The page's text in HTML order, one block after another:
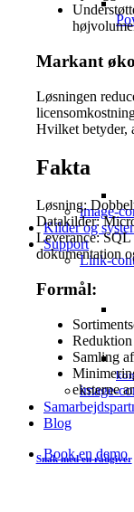
image-
Kilder og
Support
Link-
image-
Blog
Book en demo
Markant
Løsningen
Hvilket betyder,
Fakta
Løsning:
Datakilder:
Leverance:
dokumentation
Formål:
Samling
eksterne
Snak med en rådgiver